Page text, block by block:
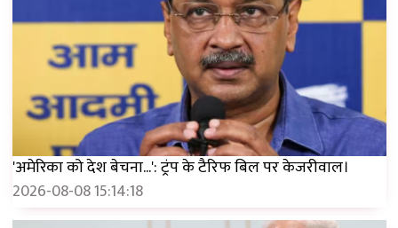
'अमेरिका को देश बेचना...': ट्रंप के टैरिफ बिल पर केजरीवाल।
2026-08-08 15:14:18